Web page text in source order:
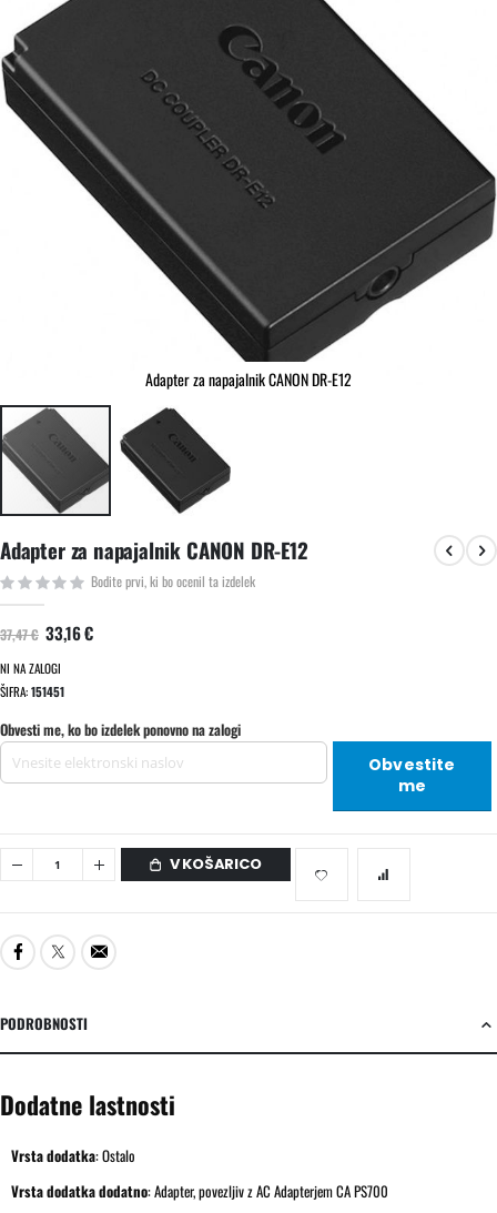
Adapter za napajalnik CANON DR-E12
na
začetek
galerije
Adapter za napajalnik CANON DR-E12
Bodite prvi, ki bo ocenil ta izdelek
37,47 € 33,16 €
NI NA ZALOGI
ŠIFRA 151451
Obvesti me, ko bo izdelek ponovno na zalogi
Obvestite
me
V KOŠARICO
PODROBNOSTI
Dodatne lastnosti
Vrsta dodatka:Ostalo
Vrsta dodatka dodatno:Adapter, povezljiv z AC Adapterjem CA PS700